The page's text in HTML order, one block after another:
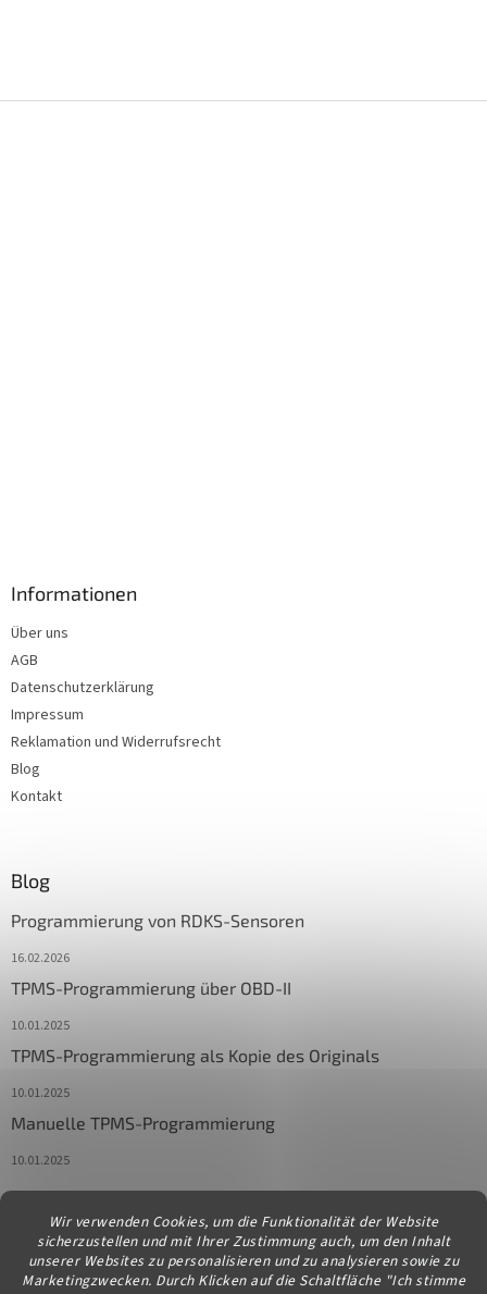
Wir verwenden Cookies, um die Funktionalität der Website
sicherzustellen und mit Ihrer Zustimmung auch, um den Inhalt
unserer Websites zu personalisieren und zu analysieren sowie zu
Marketingzwecken. Durch Klicken auf die Schaltfläche "Ich stimme
Informationen
Über uns
AGB
Datenschutzerklärung
Impressum
Reklamation und Widerrufsrecht
Blog
Kontakt
Blog
Programmierung von RDKS-Sensoren
16.02.2026
TPMS-Programmierung über OBD-II
10.01.2025
TPMS-Programmierung als Kopie des Originals
10.01.2025
Manuelle TPMS-Programmierung
10.01.2025
Kontakt
info@diagstore.at